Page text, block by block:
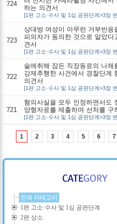
724
하는 의견서
[1편 고소·수사 및 1심 공판단계>3장
723
상대방 여성이 아무런 거부반응
피의자가 동의한 것으로 알았다
견서
[1편 고소·수사 및 1심 공판단계>3장
722
술에취해 잠든 직장동료의 나체
강제추행한 사건에서 경찰단계
의견서
[1편 고소·수사 및 1심 공판단계>3장
721
혐의사실을 모두 인정하면서도
양형자료를 제출하며 선처를 구
[1편 고소·수사 및 1심 공판단계>3장
1 2 3 4 5 6 7
전체 카테고리
1편 고소·수사 및 1심 공판단계
2편 상소